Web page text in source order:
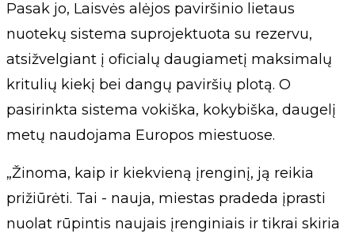
Pasak jo, Laisvės alėjos paviršinio lietaus
nuotekų sistema suprojektuota su rezervu,
atsižvelgiant į oficialų daugiametį maksimalų
kritulių kiekį bei dangų paviršių plotą. O
pasirinkta sistema vokiška, kokybiška, daugelį
metų naudojama Europos miestuose.
„Žinoma, kaip ir kiekvieną įrenginį, ją reikia
prižiūrėti. Tai - nauja, miestas pradeda įprasti
nuolat rūpintis naujais įrenginiais ir tikrai skiria